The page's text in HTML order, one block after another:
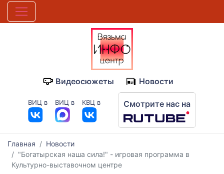
Видеосюжеты Новости
ВИЦ в ВИЦ в КВЦ в Смотрите нас на
Главная
Новости
"Богатырская наша сила!" - игровая программа в
Культурно-выставочном центре